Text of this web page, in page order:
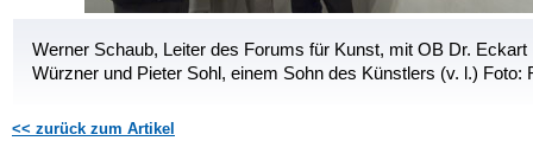
Werner Schaub, Leiter des Forums für Kunst, mit OB Dr. Eckart
Würzner und Pieter Sohl, einem Sohn des Künstlers (v. l.) Foto:
<< zurück zum Artikel